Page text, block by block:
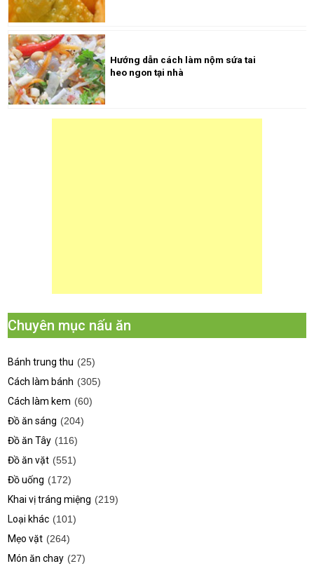
Hướng dẫn cách làm nộm sứa tai
heo ngon tại nhà
Chuyên mục nấu ăn
Bánh trung thu (25)
Cách làm bánh (305)
Cách làm kem (60)
Đồ ăn sáng (204)
Đồ ăn Tây (116)
Đồ ăn vặt (551)
Đồ uống (172)
Khai vị tráng miệng (219)
Loại khác (101)
Mẹo vặt (264)
Món ăn chay (27)